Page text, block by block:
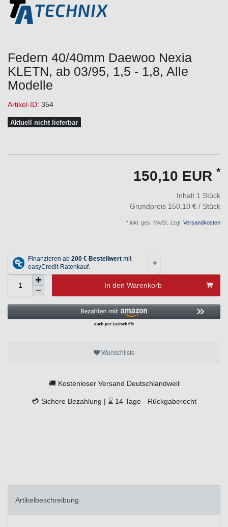
Federn 40/40mm Daewoo Nexia
KLETN, ab 03/95, 1,5 - 1,8, Alle
Modelle
Artikel-ID: 354
Aktuell nicht lieferbar
150,10 EUR *
Inhalt 1 Stück
Grundpreis 150,10 € / Stück
* inkl. ges. MwSt. zzgl. Versandkosten
In den Warenkorb
Wunschliste
🚚 Kostenloser Versand Deutschlandweit
💳 Sichere Bezahlung | ⌛ 14 Tage - Rückgaberecht
Artikelbeschreibung